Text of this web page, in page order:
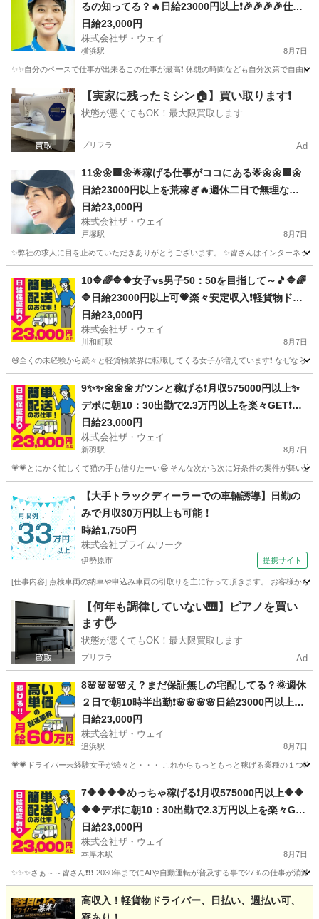
るの知ってる？🔥日給23000円以上❗️🎉🎉🎉🎉仕事
は楽チンで女子いっぱい✨安定収入😄完全週休2日
制だよ💗
日給23,000円
株式会社ザ・ウェイ
横浜駅 8月7日
✨✨自分のペースで仕事が出来るこの仕事が最高❗️ 休憩の時間なども自分次第で自由
横浜市 横浜駅 ドライバー ネットスーパー
【実家に残ったミシン🏠】買い取ります❗️
状態が悪くてもOK！最大限買取します
プリフラ Ad
11🌼🌼🟩🌼🌟稼げる仕事がココにある🌟🌼🌼🟩🌼
日給23000円以上を荒稼ぎ🔥週休二日で無理なく
安定的に👍👍👍
日給23,000円
株式会社ザ・ウェイ
戸塚駅 8月7日
✨弊社の求人に目を止めていただきありがとうございます。 ✨皆さんはインターネッ
戸塚駅 配送 ネットスーパー
10🔷🌈🔷🔶女子vs男子50：50を目指して～🎵🔷🌈
🔷日給23000円以上可💗楽々安定収入❗️軽貨物ドラ
イバー❗️完全週休2日制だよ💛
日給23,000円
株式会社ザ・ウェイ
川和町駅 8月7日
😄全くの未経験から続々と軽貨物業界に転職してくる女子が増えています❗️ なぜなら
川和町駅 ネットスーパー
9✨✨🌼🌼🌼ガツンと稼げる❗️月収575000円以上✨
デポに朝10：30出勤で2.3万円以上を楽々GET❗️お
寝坊さん大集合🎵軽貨物ドライバー🌸🌸
日給23,000円
株式会社ザ・ウェイ
新羽駅 8月7日
💗💗とにかく忙しくて猫の手も借りたーい😁 そんな次から次に好条件の案件が舞い
新羽駅 ドライバー ネットスーパー
【大手トラックディーラーでの車輛誘導】日勤の
みで月収30万円以上も可能！
時給1,750円
株式会社プライムワーク
伊勢原市 提携サイト
[仕事内容] 点検車両の納車や申込み車両の引取りを主に行って頂きます。 お客様から
神奈川 伊勢原市 ドライバー
【何年も調律していない🎹】ピアノを買い
ます🖐️
状態が悪くてもOK！最大限買取します
プリフラ Ad
8🌸🌸🌸🌸え？まだ保証無しの宅配してる？🌞週休
２日で朝10時半出勤❗️🌸🌸🌸🌸日給23000円以上🌸
安定収入で女子いっぱい🎉さぁ～集まれ～
日給23,000円
株式会社ザ・ウェイ
追浜駅 8月7日
💗💗ドライバー未経験女子が続々と・・・ これからもっともっと稼げる業種の１つ軽
追浜駅 ドライバー ネットスーパー
7🔶🔶🔶🔶めっちゃ稼げる❗️月収575000円以上🔶🔶
🔶🔶デポに朝10：30出勤で2.3万円以上を楽々GE
T❗️お寝坊さん大集合🎵軽貨物ドライバー🌸🌸
日給23,000円
株式会社ザ・ウェイ
本厚木駅 8月7日
✨✨✨さぁ～～皆さん❗️❗️❗️ 2030年までにAIや自動運転が普及する事で27％の仕事が消
本厚木駅 ドライバー ネットスーパー
高収入！軽貨物ドライバー、日払い、週払い可、